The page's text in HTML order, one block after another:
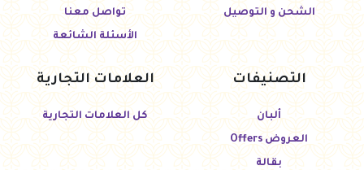
الشحن و التوصيل تواصل معنا
الأسئلة الشائعة
التصنيفات
ألبان
العروض Offers
بقالة
العلامات التجارية
كل العلامات التجارية